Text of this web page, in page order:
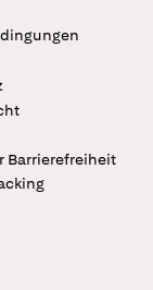
Barrierefreiheit